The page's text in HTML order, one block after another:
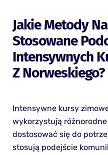
Jakie Metody
Stosowane
Intensywnych
Z Norweskiego?
Intensywne kursy
wykorzystują
dostosować się do
stosują podejście